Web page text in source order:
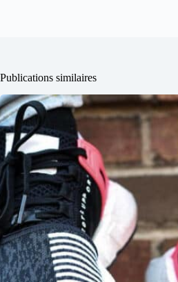
Publications similaires